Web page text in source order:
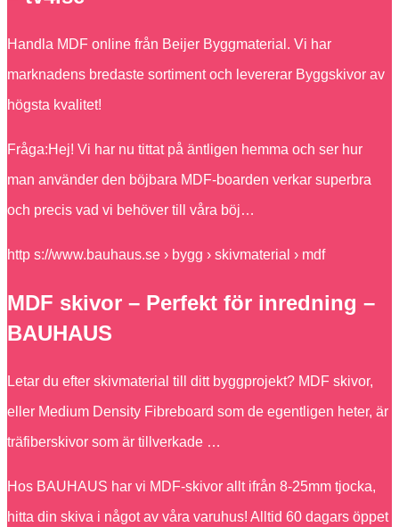
Handla MDF online från Beijer Byggmaterial. Vi har
marknadens bredaste sortiment och levererar Byggskivor av
högsta kvalitet!
Fråga:Hej! Vi har nu tittat på äntligen hemma och ser hur
man använder den böjbara MDF-boarden verkar superbra
och precis vad vi behöver till våra böj…
http s://www.bauhaus.se › bygg › skivmaterial › mdf
MDF skivor – Perfekt för inredning –
BAUHAUS
Letar du efter skivmaterial till ditt byggprojekt? MDF skivor,
eller Medium Density Fibreboard som de egentligen heter, är
träfiberskivor som är tillverkade …
Hos BAUHAUS har vi MDF-skivor allt ifrån 8-25mm tjocka,
hitta din skiva i något av våra varuhus! Alltid 60 dagars öppet